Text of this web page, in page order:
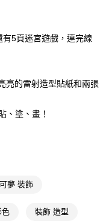
支付方式。 讓您購物簡單
5頁迷宮遊戲，連完線
亮的雷射造型貼紙和兩張
、塗、畫！
夢 裝飾
色 裝飾 造型